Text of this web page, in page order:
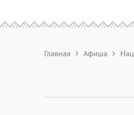
Главная Афиша